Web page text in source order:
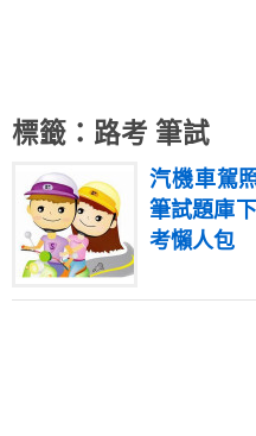
標籤：路考 筆試
汽機車駕
筆試題庫
考懶人包